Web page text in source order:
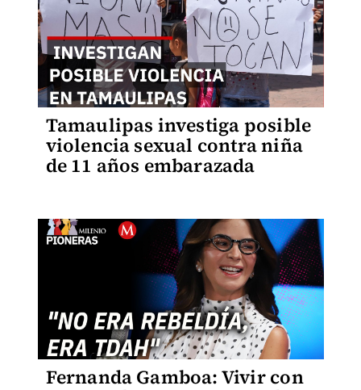
Tamaulipas investiga posible
violencia sexual contra niña
de 11 años embarazada
Fernanda Gamboa: Vivir con